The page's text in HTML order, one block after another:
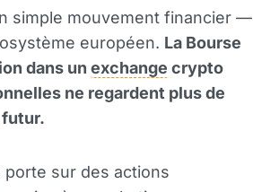
simple mouvement financier —
européen. La Bourse
dans un exchange crypto
ne regardent plus de
porte sur des actions